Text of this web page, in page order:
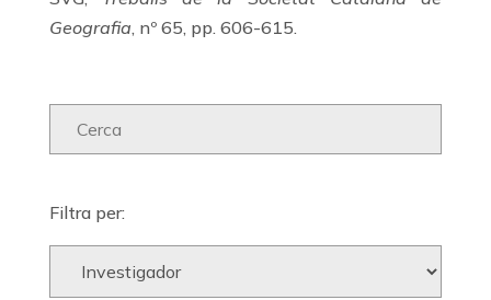
Geografia, nº 65, pp. 606-615.
Filtra per: